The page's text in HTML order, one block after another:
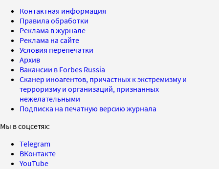
Контактная информация
Правила обработки
Реклама в журнале
Реклама на сайте
Условия перепечатки
Архив
Вакансии в Forbes Russia
Сканер иноагентов, причастных к экстремизму и
терроризму и организаций, признанных
нежелательными
Подписка на печатную версию журнала
Мы в соцсетях:
Telegram
ВКонтакте
YouTube